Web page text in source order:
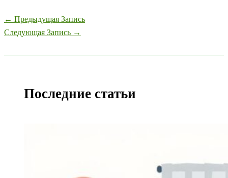
← Предыдущая Запись
Следующая Запись →
Последние статьи